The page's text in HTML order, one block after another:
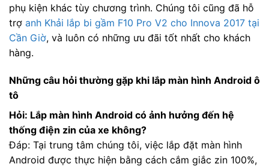
phụ kiện khác tùy chương trình. Chúng tôi cũng đã hỗ
trợ anh Khải lắp bi gầm F10 Pro V2 cho Innova 2017 tại
Cần Giờ, và luôn có những ưu đãi tốt nhất cho khách
hàng.
Những câu hỏi thường gặp khi lắp màn hình Android ô
tô
Hỏi: Lắp màn hình Android có ảnh hưởng đến hệ
thống điện zin của xe không?
Đáp: Tại trung tâm chúng tôi, việc lắp đặt màn hình
Android được thực hiện bằng cách cắm giắc zin 100%,